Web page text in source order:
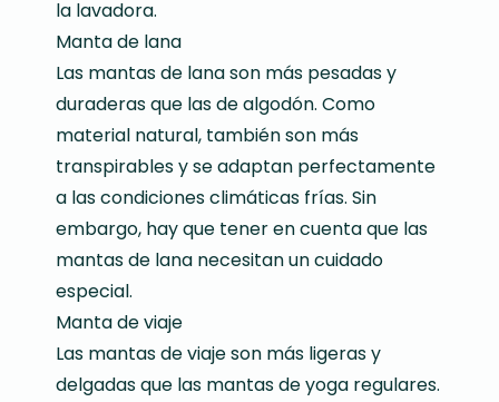
la lavadora.
Manta de lana
Las mantas de lana son más pesadas y
duraderas que las de algodón. Como
material natural, también son más
transpirables y se adaptan perfectamente
a las condiciones climáticas frías. Sin
embargo, hay que tener en cuenta que las
mantas de lana necesitan un cuidado
especial.
Manta de viaje
Las mantas de viaje son más ligeras y
delgadas que las mantas de yoga regulares.